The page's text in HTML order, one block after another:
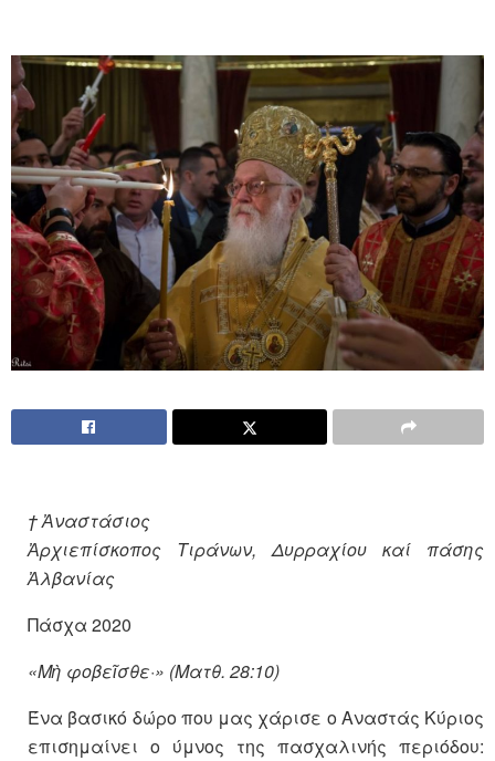
†Ἀναστάσιος
Ἀρχιεπίσκοπος Tιράνων, Δυρραχίου καί πάσης
Ἀλβανίας
Πάσχα 2020
«Μὴ φοβεῖσθε·» (Ματθ. 28:10)
Ένα βασικό δώρο που μας χάρισε ο Αναστάς Κύριος
επισημαίνει ο ύμνος της πασχαλινής περιόδου: